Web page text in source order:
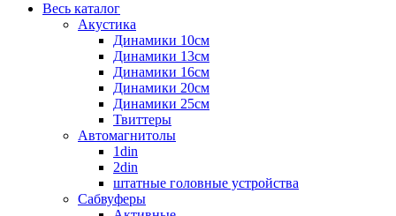
Весь каталог
Акустика
Динамики 10см
Динамики 13см
Динамики 16см
Динамики 20см
Динамики 25см
Твиттеры
Автомагнитолы
1din
2din
штатные головные устройства
Сабвуферы